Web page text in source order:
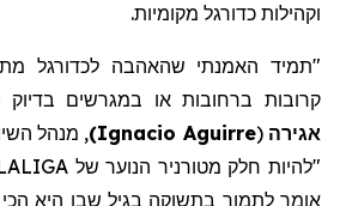
וקהילות כדורגל מקומיות.
"תמיד האמנתי שהאהבה לכדורגל
קרובות ברחובות או במגרשים
אגירה (
Ignacio Aguirre
)
, מנהל
"להיות חלק מטורניר הנוער של LALIGA חשוב לנו מאוד כי זה
אומרלתמוך בתשוקה בגיל שבו היא